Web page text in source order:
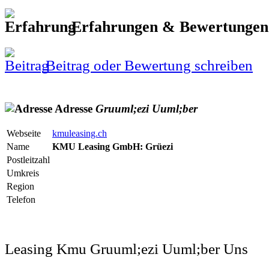
Erfahrungen &
Beitrag oder Bewertung schreiben
Adresse Gruuml;ezi Uuml;ber
Webseite
kmuleasing.ch
Name
KMU Leasing GmbH: Grüezi
Postleitzahl
Umkreis
Region
Telefon
Leasing Kmu Gruuml;ezi Uuml;ber Uns